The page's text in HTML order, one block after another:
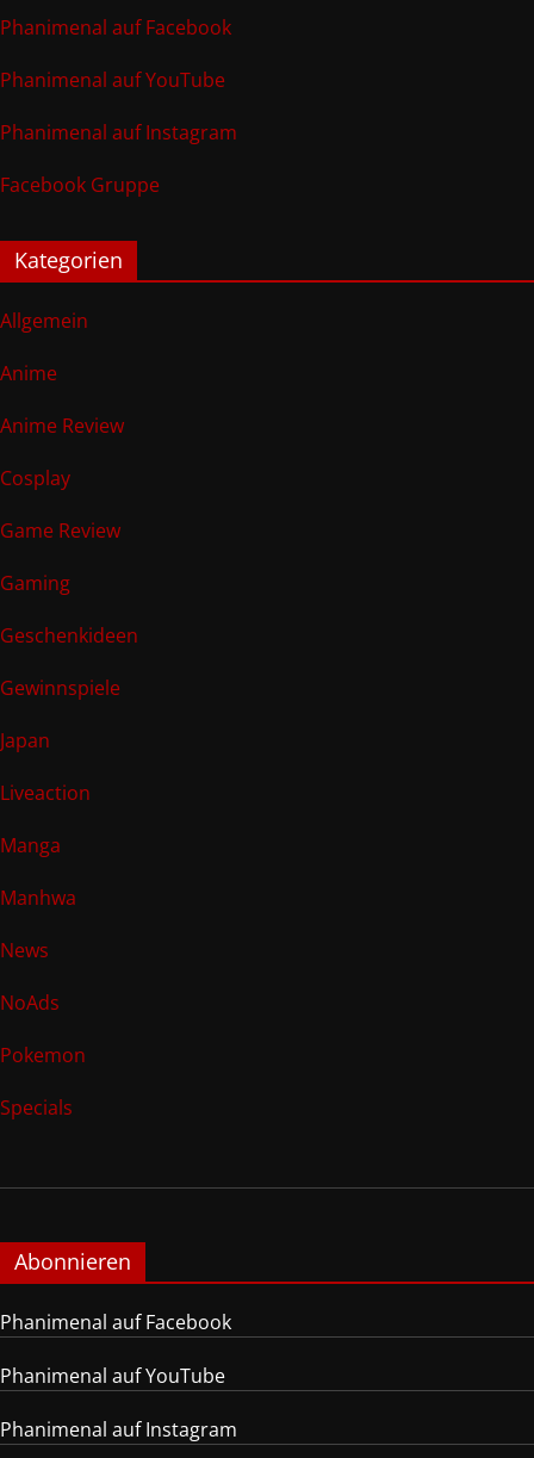
Phanimenal auf Facebook
Phanimenal auf YouTube
Phanimenal auf Instagram
Facebook Gruppe
Kategorien
Allgemein
Anime
Anime Review
Cosplay
Game Review
Gaming
Geschenkideen
Gewinnspiele
Japan
Liveaction
Manga
Manhwa
News
NoAds
Pokemon
Specials
Abonnieren
Phanimenal auf Facebook
Phanimenal auf YouTube
Phanimenal auf Instagram